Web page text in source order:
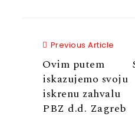
Previous Article
Ovim putem
iskazujemo svoju
iskrenu zahvalu
PBZ d.d. Zagreb